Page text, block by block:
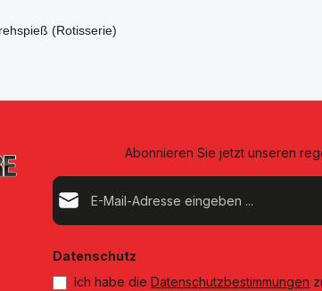
(Rotisserie)
Abonnieren Sie jetzt unseren
E-Mail-Adresse*
Datenschutz
Ich habe dieDatenschutzbestimmungen